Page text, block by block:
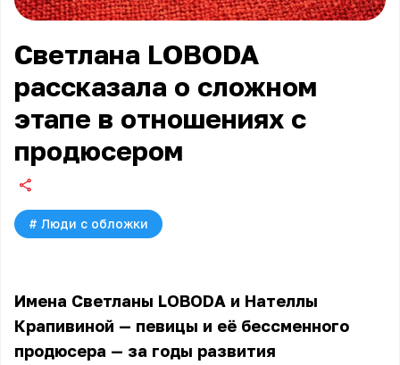
Светлана LOBODA
рассказала о сложном
этапе в отношениях с
продюсером
# Люди с обложки
Имена Светланы LOBODA и Нателлы
Крапивиной — певицы и её бессменного
продюсера — за годы развития